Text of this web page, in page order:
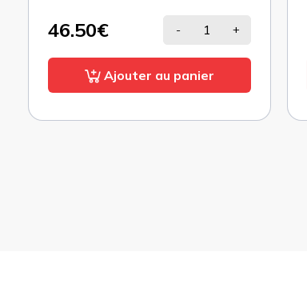
46.50€ - +
Ajouter au panier